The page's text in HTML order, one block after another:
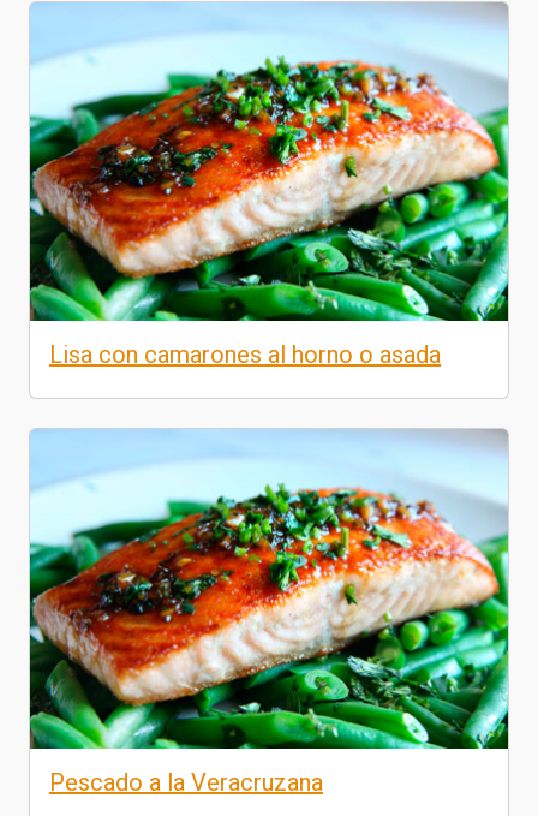
Lisa con camarones al horno o asada
Pescado a la Veracruzana